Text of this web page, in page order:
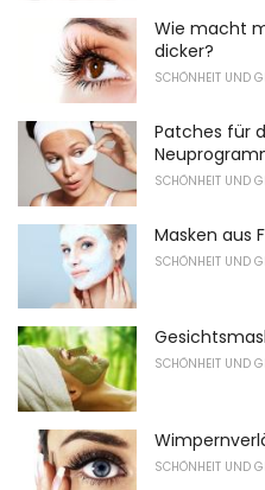
Wie macht
dicker?
SCHÖNHEIT UND
Patches für
SCHÖNHEIT UND
Masken aus
SCHÖNHEIT UND
SCHÖNHEIT UND
SCHÖNHEIT UND